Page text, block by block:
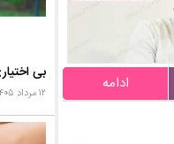
ادامه ۱۲ مرداد ۱۴۰۵ - ۱۴:۱۶